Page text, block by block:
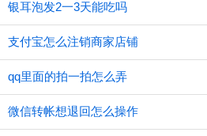
银耳泡发2一3天能吃吗
支付宝怎么注销商家店铺
qq里面的拍一拍怎么弄
微信转帐想退回怎么操作